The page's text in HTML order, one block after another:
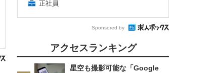
正社員
Sponsored by
アクセスランキング
星空も撮影可能な「Google